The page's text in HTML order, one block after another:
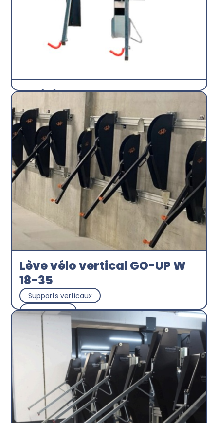
AktiBike
Supports verticaux
Stop-Bike
Découvrir
Lève vélo vertical GO-UP W
18-35
Supports verticaux
Beetogreen
Découvrir